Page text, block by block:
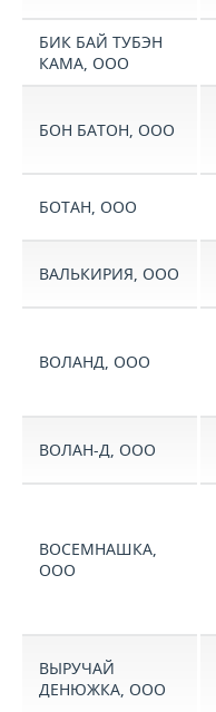
БИК БАЙ ТУБЭН
КАМА, ООО
БОН БАТОН, ООО
БОТАН, ООО
ВАЛЬКИРИЯ, ООО
ВОЛАНД, ООО
ВОЛАН-Д, ООО
ВОСЕМНАШКА,
ООО
ВЫРУЧАЙ
ДЕНЮЖКА, ООО